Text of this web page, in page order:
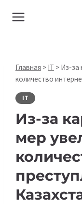
Главная > IT > Из-за
количество
IT
Из-за
мер